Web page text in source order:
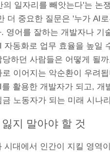
의 일자리를 빼앗는다'는 논
더 중요한 질문은 '누가 AI
영어를 잘하는 개발자나 기
자동화로 업무 효율을 높일
당하던 사람들은 어떻게 될
로 이어지는 악순환이 우려
활용한 개발자가 되고, 개
금 노동자가 되는 미래 시나
지 말아야 할 것
시대에서 인간이 지킬 영역